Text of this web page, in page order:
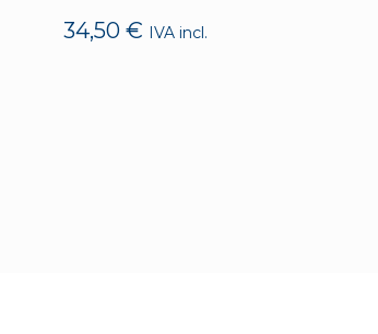
34,50 € IVA incl.